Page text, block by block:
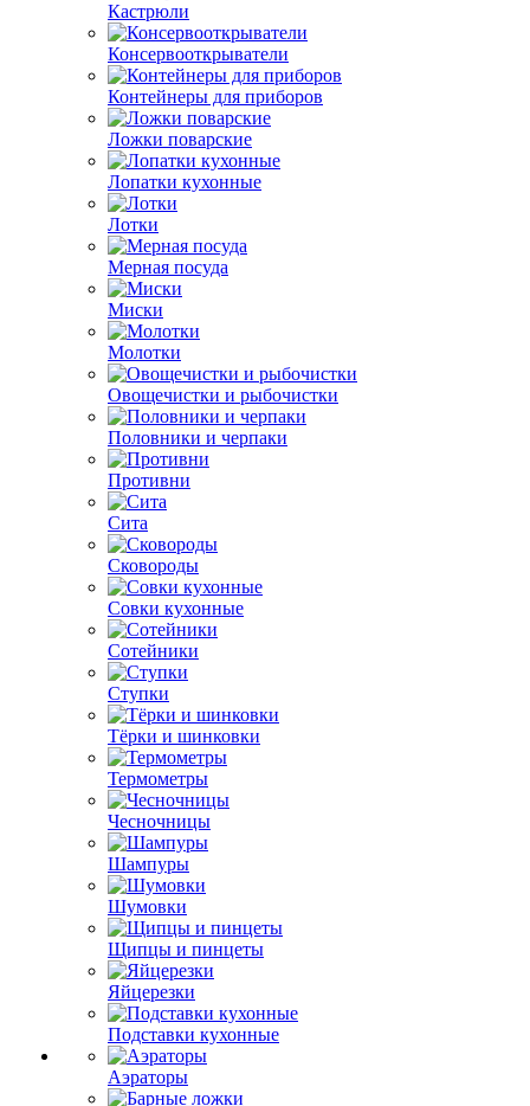
Кастрюли
Консервооткрыватели
Контейнеры для приборов
Ложки поварские
Лопатки кухонные
Лотки
Мерная посуда
Миски
Молотки
Овощечистки и рыбочистки
Половники и черпаки
Противни
Сита
Сковороды
Совки кухонные
Сотейники
Ступки
Тёрки и шинковки
Термометры
Чесночницы
Шампуры
Шумовки
Щипцы и пинцеты
Яйцерезки
Подставки кухонные
Аэраторы